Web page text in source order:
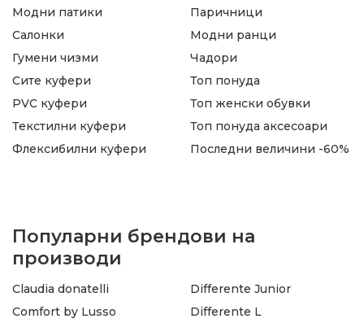
Модни патики
Салонки
Гумени чизми
Паричници
Модни ранци
Чадори
Сите куфери
PVC куфери
Текстилни куфери
Флексибилни куфери
Топ понуда
Топ женски обувки
Топ понуда аксесоари
Последни величини -60%
Популарни брендови на
производи
Claudia donatelli
Comfort by Lusso
Differente Junior
Differente L